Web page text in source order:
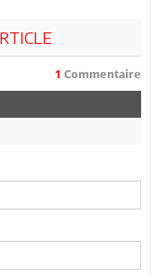
1 Commentaire